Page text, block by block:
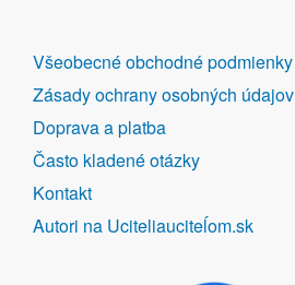
DALŠÍ
ODKAZY
Všeobecné obchodné podmienky
Zásady ochrany osobných údajov
Doprava a platba
Často kladené otázky
Kontakt
Autori na Uciteliauciteĺom.sk